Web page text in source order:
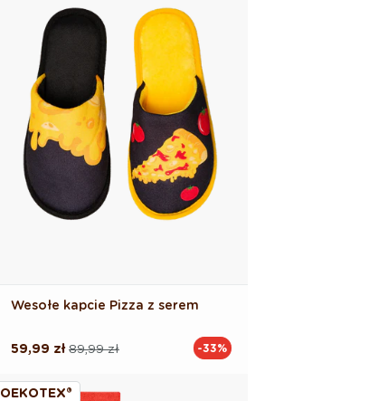
Wesołe kapcie Pizza z serem
Cena
89,99 zł
Cena
59,99 zł -33%
OEKOTEX®